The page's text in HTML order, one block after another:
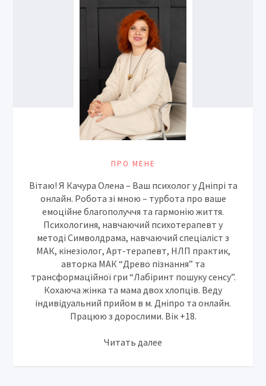
ПРО МЕНЕ
Вітаю! Я Качура Олена – Ваш психолог у Дніпрі та
онлайн. Робота зі мною – турбота про ваше
емоційне благополуччя та гармонію життя.
Психологиня, навчаючий психотерапевт у
методі Символдрама, навчаючий спеціаліст з
МАК, кінезіолог, Арт-терапевт, НЛП практик,
авторка МАК “Древо пізнання” та
трансформаційної гри “Лабіринт пошуку сенсу”.
Кохаюча жінка та мама двох хлопців. Веду
індивідуальний прийом в м. Дніпро та онлайн.
Працюю з дорослими. Вік +18.
Читать далее